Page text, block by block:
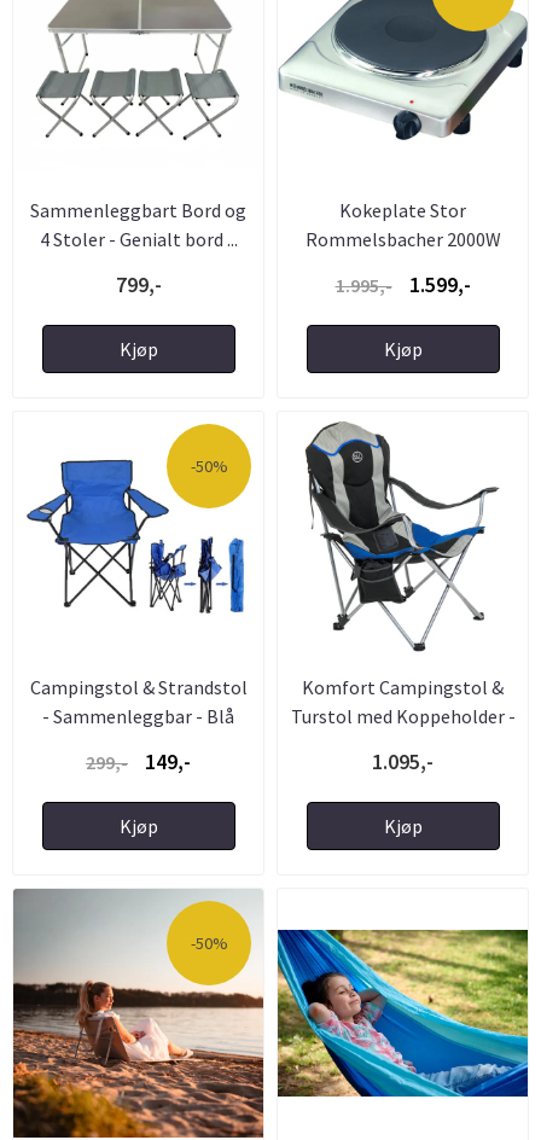
Sammenleggbart Bord og
4 Stoler - Genialt bord ...
799,-
Kjøp
Kokeplate Stor
Rommelsbacher 2000W
1.995,-
1.599,-
Kjøp
-50%
Campingstol & Strandstol
- Sammenleggbar - Blå
299,-
149,-
Kjøp
Komfort Campingstol &
Turstol med Koppeholder -
1.095,-
Kjøp
-50%